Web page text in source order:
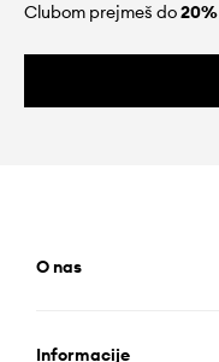
Clubom prejmeš do20%
O nas
Informacije